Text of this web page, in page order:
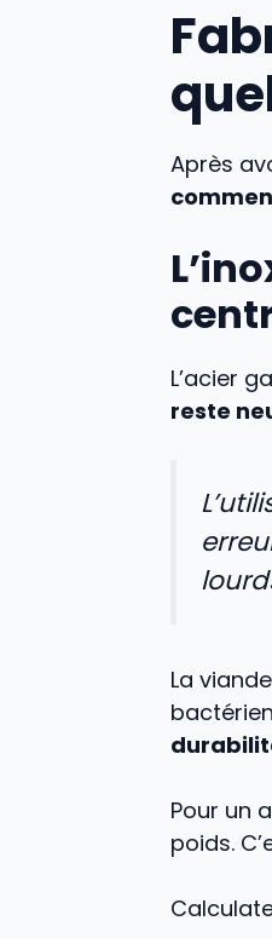
Après
L’acier
reste
La
Pour un
poids.